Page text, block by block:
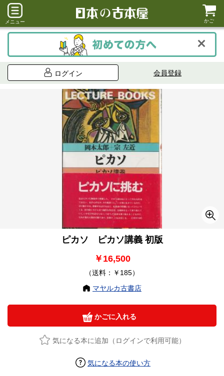
メニュー かご
ログイン 会員登録
ピカソ ピカソ講義 初版
￥16,500
（送料：￥185）
マヤルカ古書店
かごに入れる
気になる本に追加（ログインで利用可能）
気になる本の使い方